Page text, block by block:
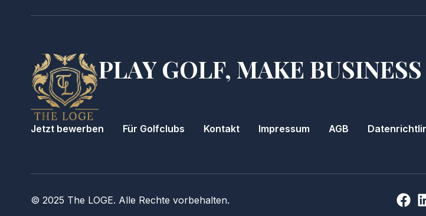
PLAY GOLF, MAKE BUSINESS
Jetzt bewerben Für Golfclubs Kontakt Impressum AGB
© 2025 The LOGE. Alle Rechte vorbehalten.